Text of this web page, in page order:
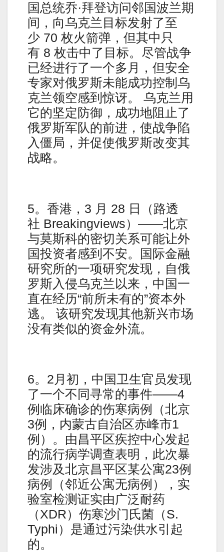
国总统乔·拜登访问邻国波兰期
间，向乌克兰目标发射了至
少 70 枚火箭弹，但其中只
有 8 枚击中了目标。尽管战争
已经进行了一个多月，但安全
专家对俄罗斯未能成功控制乌
克兰领空感到惊讶。 乌克兰用
它的坚定防御，成功地阻止了
俄罗斯军队的前进，使战争陷
入僵局，并促使俄罗斯改变其
战略。
5。香港，3 月 28 日（路透
社 Breakingviews）——北京
与莫斯科的密切关系可能让外
国投资者感到不安。国际金融
研究所的一项研究发现，自俄
罗斯入侵乌克兰以来，中国一
直在经历“前所未有的”资本外
逃。 该研究发现其他新兴市场
没有类似的资金外流。
6。2月初，中国卫生官员发现
了一个不同寻常的事件——4
例临床确诊的伤寒病例（北京
3例，内蒙古自治区赤峰市1
例）。由昌平区疾控中心发起
的流行病学调查表明，此次暴
发涉及北京昌平区某公寓23例
病例（邻近公寓无病例），实
验室检测证实由广泛耐药
（XDR）伤寒沙门氏菌（S.
Typhi）是通过污染供水引起
的。